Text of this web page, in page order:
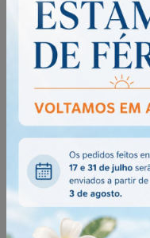
Deep Blue™ Stick 48g
45,47€